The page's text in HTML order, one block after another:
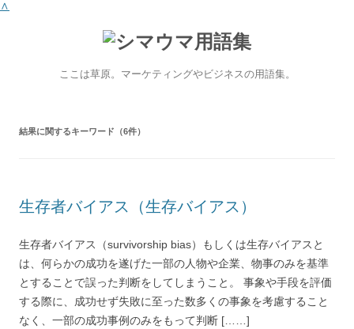
∧
ここは草原。マーケティングやビジネスの用語集。
結果に関するキーワード（6件）
生存者バイアス（生存バイアス）
生存者バイアス（survivorship bias）もしくは生存バイアスと
は、何らかの成功を遂げた一部の人物や企業、物事のみを基準
とすることで誤った判断をしてしまうこと。 事象や手段を評価
する際に、成功せず失敗に至った数多くの事象を考慮すること
なく、一部の成功事例のみをもって判断 [……]